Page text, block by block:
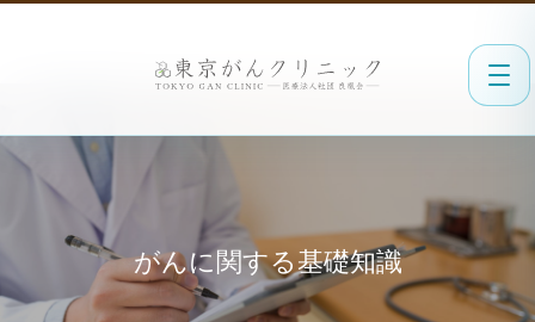
がんに関する基礎知識